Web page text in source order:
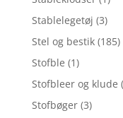
Stablelegetøj (3)
Stel og bestik (185)
Stofble (1)
Stofbleer og klude
Stofbøger (3)